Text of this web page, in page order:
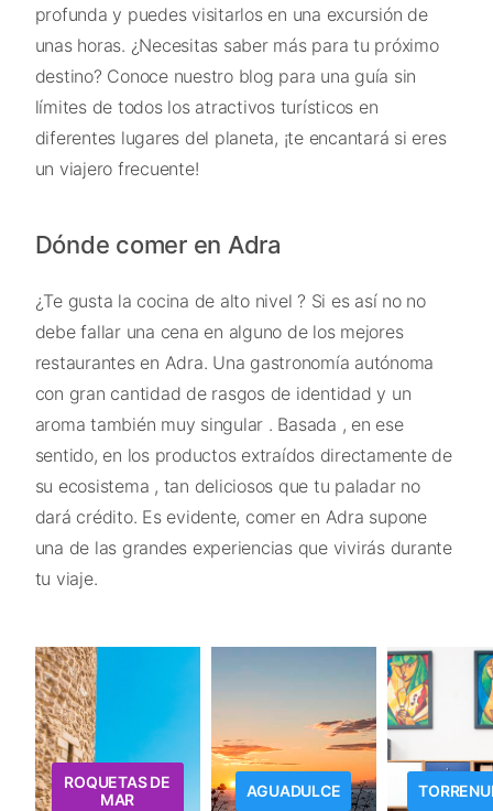
profunda y puedes visitarlos en una excursión de
unas horas. ¿Necesitas saber más para tu próximo
destino? Conoce nuestro blog para una guía sin
límites de todos los atractivos turísticos en
diferentes lugares del planeta, ¡te encantará si eres
un viajero frecuente!
Dónde comer en Adra
¿Te gusta la cocina de alto nivel ? Si es así no no
debe fallar una cena en alguno de los mejores
restaurantes en Adra. Una gastronomía autónoma
con gran cantidad de rasgos de identidad y un
aroma también muy singular . Basada , en ese
sentido, en los productos extraídos directamente de
su ecosistema , tan deliciosos que tu paladar no
dará crédito. Es evidente, comer en Adra supone
una de las grandes experiencias que vivirás durante
tu viaje.
ROQUETAS DE
MAR
AGUADULCE